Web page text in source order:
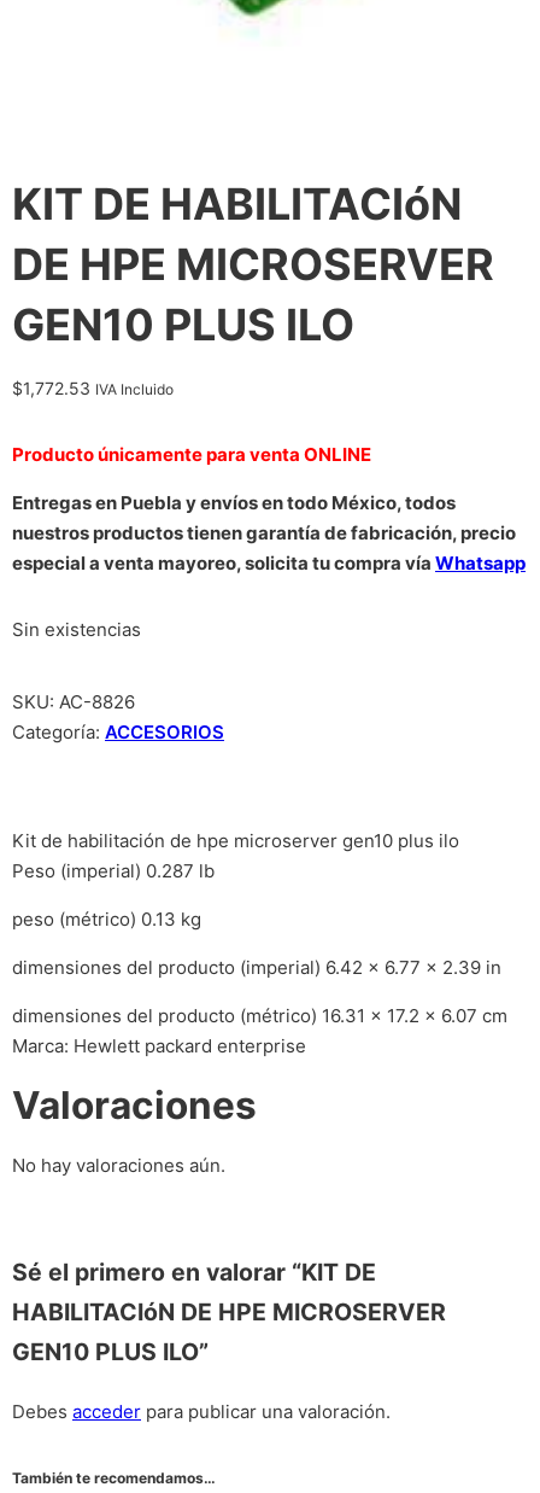
KIT DE HABILITACIóN
DE HPE MICROSERVER
GEN10 PLUS ILO
$1,772.53 IVA Incluido
Producto únicamente para venta ONLINE
Entregas en Puebla y envíos en todo México, todos
nuestros productos tienen garantía de fabricación, precio
especial a venta mayoreo, solicita tu compra vía Whatsapp
Sin existencias
SKU: AC-8826
Categoría: ACCESORIOS
Kit de habilitación de hpe microserver gen10 plus ilo
Peso (imperial) 0.287 lb
peso (métrico) 0.13 kg
dimensiones del producto (imperial) 6.42 x 6.77 x 2.39 in
dimensiones del producto (métrico) 16.31 x 17.2 x 6.07 cm
Marca: Hewlett packard enterprise
Valoraciones
No hay valoraciones aún.
Sé el primero en valorar “KIT DE
HABILITACIóN DE HPE MICROSERVER
GEN10 PLUS ILO”
Debes acceder para publicar una valoración.
También te recomendamos…